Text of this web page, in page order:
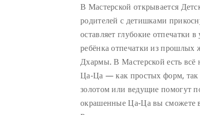
В Мастерской открывается
родителей с детишками
оставляет глубокие отпечатки
ребёнка отпечатки из прошлых
Дхармы. В Мастерской есть
Ца-Ца — как простых форм,
золотом или ведущие помогут
окрашенные Ца-Ца вы сможете